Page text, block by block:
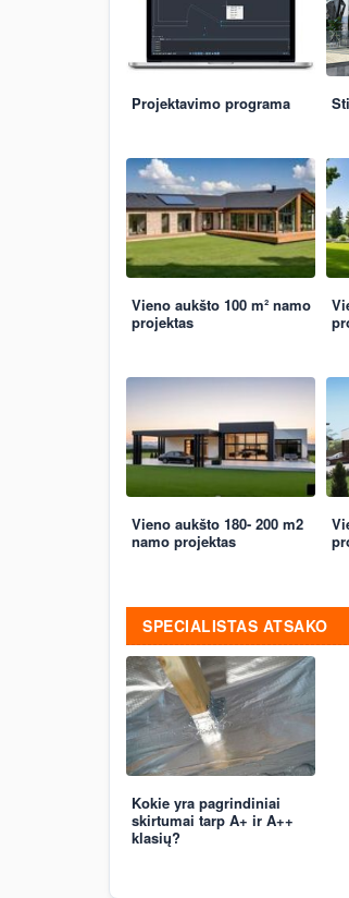
Projektavimo programa
Vieno aukšto 100 m² namo
projektas
Vieno aukšto 180- 200 m2
namo projektas
SPECIALISTAS ATSAKO
Kokie yra pagrindiniai
skirtumai tarp A+ ir A++
klasių?